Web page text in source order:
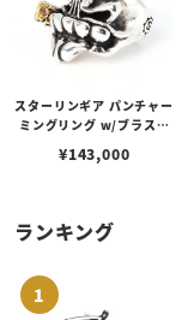
スターリンギア パンチャー
ミングリング w/ブラスビ
¥143,000
ランキング